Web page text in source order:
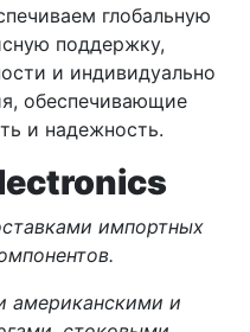
глобальную
поддержку,
и индивидуально
обеспечивающие
и надежность.
импортных
американскими и